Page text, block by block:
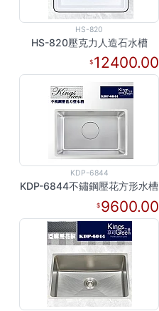
HS-820
HS-820壓克力人造石水槽
12400.00
KDP-6844
KDP-6844不鏽鋼壓花方形水槽
9600.00